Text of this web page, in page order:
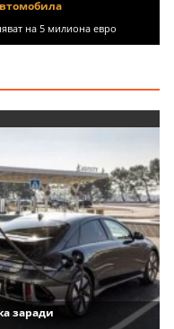
на 5 милиона евро
заради